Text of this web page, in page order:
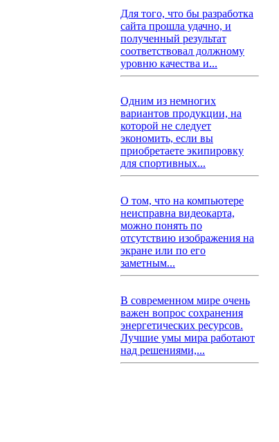
Для того, что бы разработка
сайта прошла удачно, и
полученный результат
соответствовал должному
уровню качества и...
Одним из немногих
вариантов продукции, на
которой не следует
экономить, если вы
приобретаете экипировку
для спортивных...
О том, что на компьютере
неисправна видеокарта,
можно понять по
отсутствию изображения на
экране или по его
заметным...
В современном мире очень
важен вопрос сохранения
энергетических ресурсов.
Лучшие умы мира работают
над решениями,...